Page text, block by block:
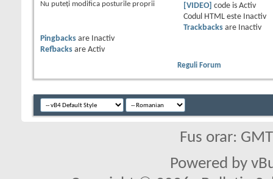
Nu puteţi modifica posturile proprii
[VIDEO] code is Activ
Codul HTML este
Inactiv
Trackbacksare
Inactiv
Pingbacks are
Inactiv
Refbacks are Activ
Reguli Forum
Fus orar:
Powered by